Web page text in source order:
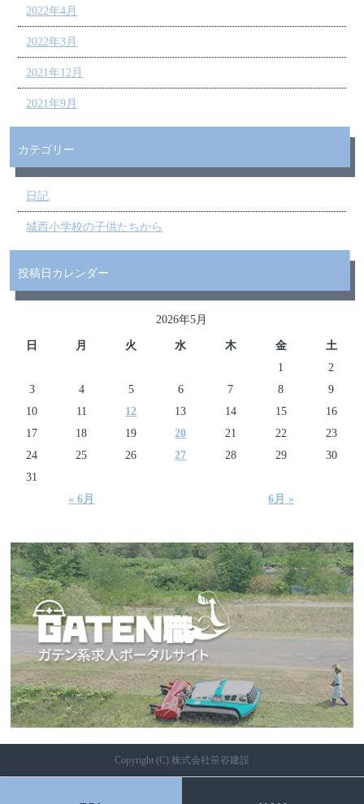
2022年4月
2022年3月
2021年12月
2021年9月
カテゴリー
日記
城西小学校の子供たちから
投稿日カレンダー
2026年5月
日 月 火 水 木 金 土
« 6月 6月 »
1
2
3
4 5 6 7 8
9
10
11 12 13 14 15
16
17
18 19 20 21 22
23
24
25 26 27 28 29
30
31
Copyright (C) 株式会社笹谷建設